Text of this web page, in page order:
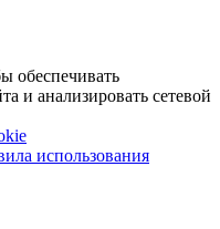
обеспечивать
и анализировать сетевой
использования